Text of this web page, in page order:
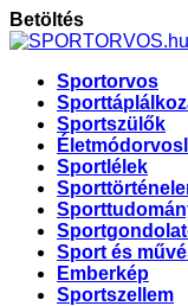
Betöltés
Sportorvos
Sportszülők
Sportlélek
Sport és
Emberkép
Sportszellem